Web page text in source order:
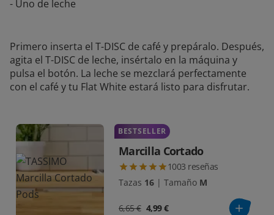
- Uno de leche
Primero inserta el T-DISC de café y prepáralo. Después,
agita el T-DISC de leche, insértalo en la máquina y
pulsa el botón. La leche se mezclará perfectamente
con el café y tu Flat White estará listo para disfrutar.
BESTSELLER
Marcilla Cortado
1003 reseñas
Tazas 16 | Tamaño M
6,65 € 4,99 €